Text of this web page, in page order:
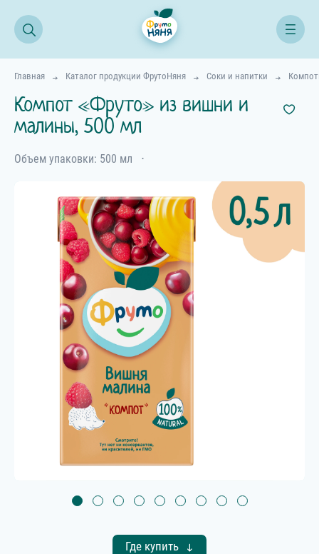
Главная Каталог продукции ФрутоНяня Соки и напитки
Компот «Фруто» из вишни и
малины, 500 мл
Объем упаковки: 500 мл ⋅
Где купить